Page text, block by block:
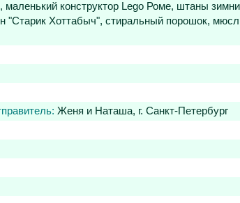
конструктор Lego Роме, штаны
"Старик Хоттабыч", стиральный порошок,
Женя и Наташа, г. Санкт-Петербург